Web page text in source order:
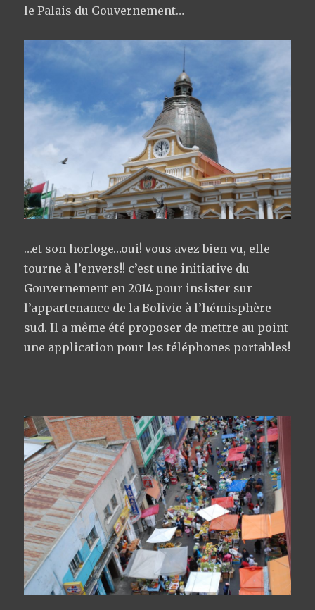
le Palais du Gouvernement…
…et son horloge…oui! vous avez bien vu, elle
tourne à l’envers!! c’est une initiative du
Gouvernement en 2014 pour insister sur
l’appartenance de la Bolivie à l’hémisphère
sud. Il a même été proposer de mettre au point
une application pour les téléphones portables!